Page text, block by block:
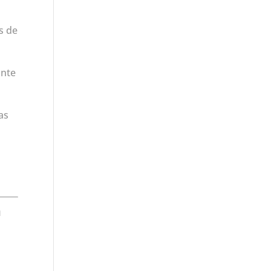
de